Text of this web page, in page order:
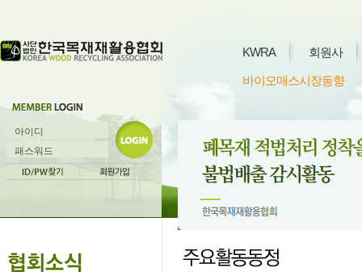
KWRA 회원사
바이오매스시장동향